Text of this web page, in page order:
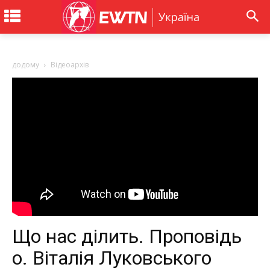
додому Відеоархів
Що нас ділить. Проповідь
о. Віталія Луковського